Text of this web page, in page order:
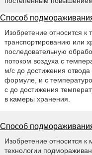
Способ
Изобретение относится к
транспортированию или
последовательную
потоком воздуха с
м/с до достижения отвода
формуле, и с
с до достижения
в камеры хранения.
Способ
Изобретение относится
технологии